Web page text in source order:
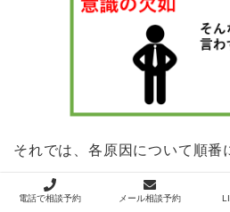
それでは、各原因について順番
電話で相談予約 メール相談予約